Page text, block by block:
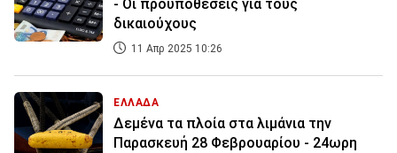
- Οι προϋποθέσεις για τους
δικαιούχους
11 Απρ 2025 10:26
ΕΛΛΑΔΑ
Δεμένα τα πλοία στα λιμάνια την
Παρασκευή 28 Φεβρουαρίου - 24ωρη